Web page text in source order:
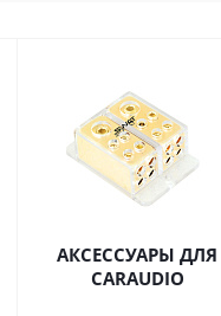
АКСЕССУАРЫ ДЛЯ
CARAUDIO